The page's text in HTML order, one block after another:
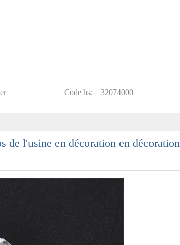
Code hs: 32074000
de l'usine en décoration en décoration